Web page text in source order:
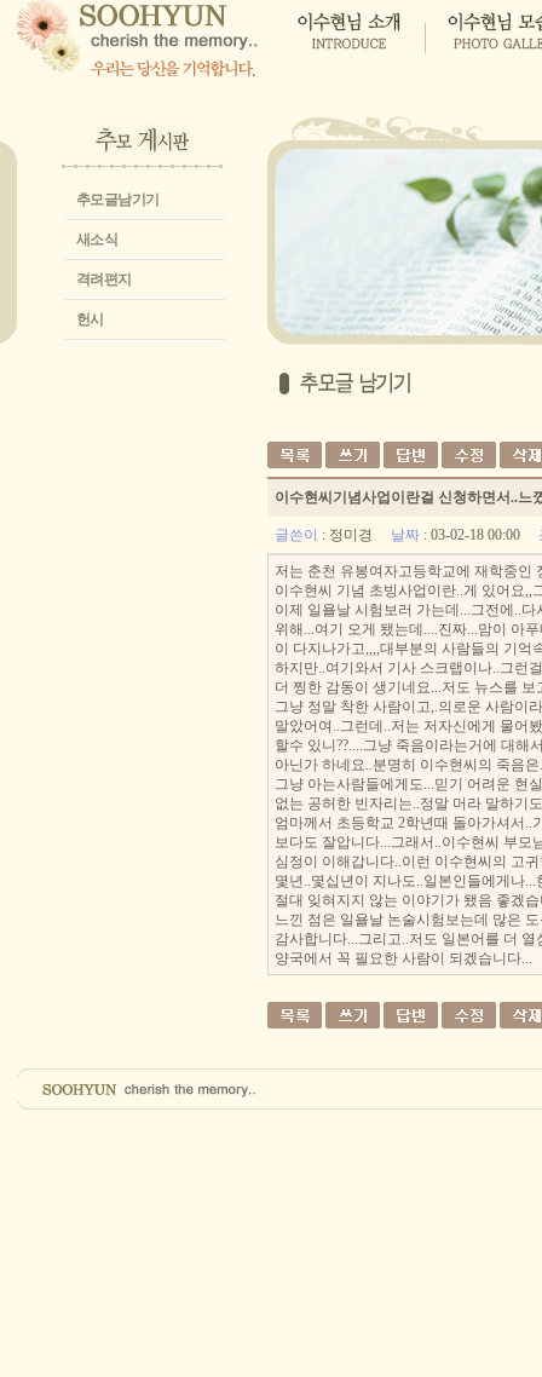
추모글남기기
새소식
격려편지
헌시
이수현씨기념사업이란걸 신청하면서..느
글쓴이 : 정미경 날짜 : 03-02-18 00:00
저는 춘천 유봉여자고등학교에 재학중인
이수현씨 기념 초빙사업이란..게 있어요,,
이제 일욜날 시험보러 가는데...그전에..
위해...여기 오게 됐는데....진짜...맘이 아
이 다지나가고,,,,대부분의 사람들의 기억
하지만..여기와서 기사 스크랩이나..그런
더 찡한 감동이 생기네요...저도 뉴스를 보
그냥 정말 착한 사람이고,.의로운 사람이
말았어여..그런데..저는 저자신에게 물어
할수 있니??....그냥 죽음이라는거에 대해
아닌가 하네요..분명히 이수현씨의 죽음
그냥 아는사람들에게도...믿기 어려운 현
없는 공허한 빈자리는..정말 머라 말하기
엄마께서 초등학교 2학년때 돌아가셔서..
보다도 잘압니다...그래서..이수현씨 부모
심정이 이해갑니다..이런 이수현씨의 고
몇년..몇십년이 지나도..일본인들에게나...
절대 잊혀지지 않는 이야기가 됐음 좋겠
느낀 점은 일욜날 논술시험보는데 많은
감사합니다...그리고..저도 일본어를 더 열
양국에서 꼭 필요한 사람이 되겠습니다...